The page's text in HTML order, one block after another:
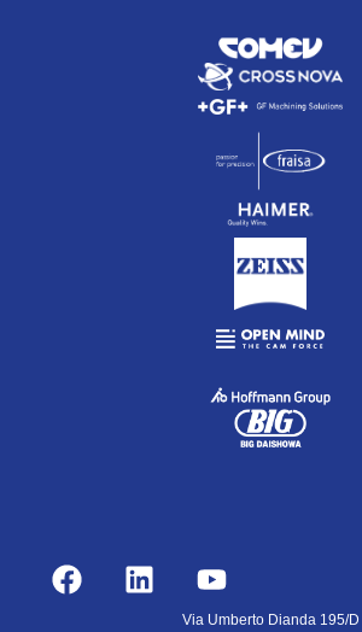
Via Umberto Dianda 195/D